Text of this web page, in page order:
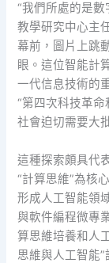
“我們所處的是
教學研究中心主
幕前，圖片上跳
眼。這位智能計
一代信息技術的
“第四次科技革
社會迫切需要大
這種探索頗具代
“計算思維”為核
形成人工智能領
與軟件編程微專
算思維培養和人
思維與人工智能